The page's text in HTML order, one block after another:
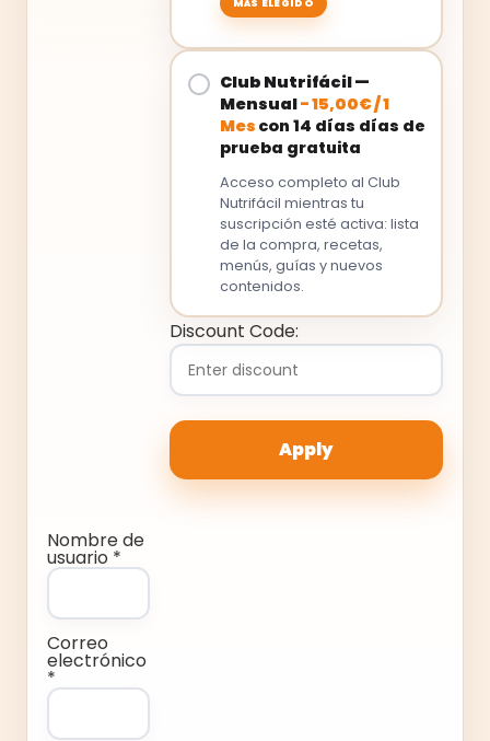
Club Nutrifácil —
Mensual-15,00€/1
Mes con 14 días días de
prueba gratuita
Acceso completo al Club
Nutrifácil mientras tu
suscripción esté activa: lista
de la compra, recetas,
menús, guías y nuevos
contenidos.
Discount Code:
Nombre de
usuario *
Correo
electrónico
*